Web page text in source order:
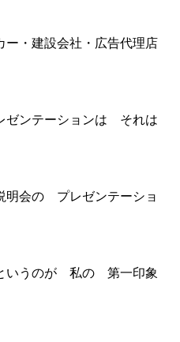
ー・建設会社・広告代理店
ンテーションは それは
会の プレゼンテーショ
いうのが 私の 第一印象